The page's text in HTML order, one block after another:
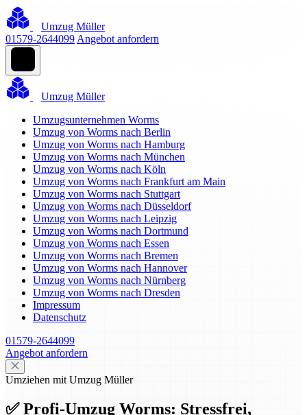
Umzug Müller
01579-2644099 Angebot anfordern
Umzug Müller
Umzugsunternehmen Worms
Umzug von Worms nach Berlin
Umzug von Worms nach Hamburg
Umzug von Worms nach München
Umzug von Worms nach Köln
Umzug von Worms nach Frankfurt am Main
Umzug von Worms nach Stuttgart
Umzug von Worms nach Düsseldorf
Umzug von Worms nach Leipzig
Umzug von Worms nach Dortmund
Umzug von Worms nach Essen
Umzug von Worms nach Bremen
Umzug von Worms nach Hannover
Umzug von Worms nach Nürnberg
Umzug von Worms nach Dresden
Impressum
Datenschutz
01579-2644099
Angebot anfordern
Umziehen mit Umzug Müller
✅ Profi-Umzug Worms: Stressfrei,